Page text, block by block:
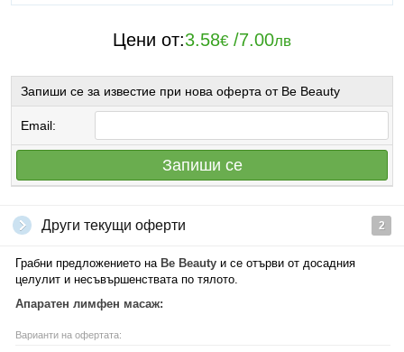
Цени от:3.58€ /7.00лв
Запиши се за известие при нова оферта от Be Beauty
Email:
Запиши се
Други текущи оферти 2
Грабни предложението на Be Beauty и се отърви от досадния
целулит и несъвършенствата по тялото.
Апаратен лимфен масаж:
Варианти на офертата: